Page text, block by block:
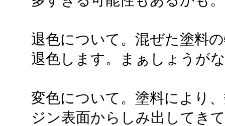
退色について。混ぜた塗料
退色します。まぁしょうが
変色について。塗料により
ジン表面からしみ出してき